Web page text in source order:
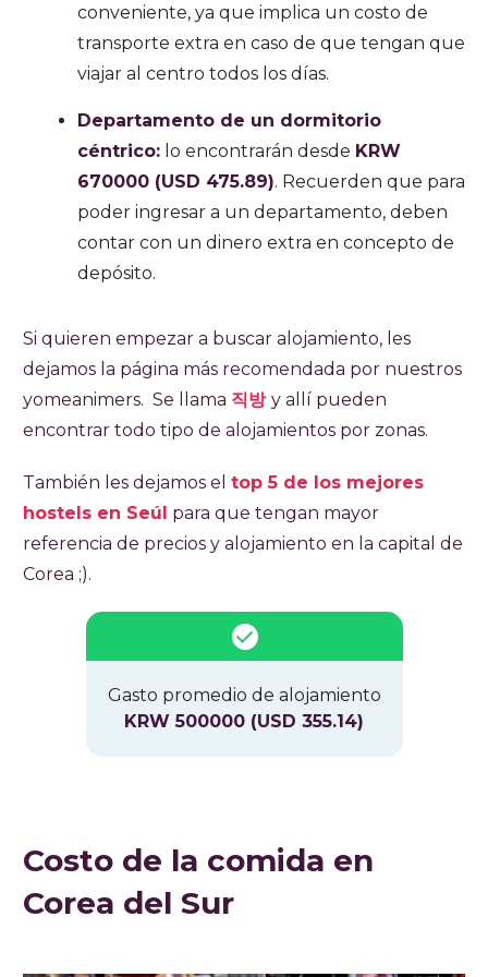
conveniente, ya que implica un costo de
transporte extra en caso de que tengan que
viajar al centro todos los días.
Departamento de un dormitorio
céntrico: lo encontrarán desde KRW
670000 (USD 475.89). Recuerden que para
poder ingresar a un departamento, deben
contar con un dinero extra en concepto de
depósito.
Si quieren empezar a buscar alojamiento, les
dejamos la página más recomendada por nuestros
yomeanimers. Se llama 직방 y allí pueden
encontrar todo tipo de alojamientos por zonas.
También les dejamos el top 5 de los mejores
hostels en Seúl para que tengan mayor
referencia de precios y alojamiento en la capital de
Corea ;).
Gasto promedio de alojamiento
KRW 500000 (USD 355.14)
Costo de la comida en
Corea del Sur